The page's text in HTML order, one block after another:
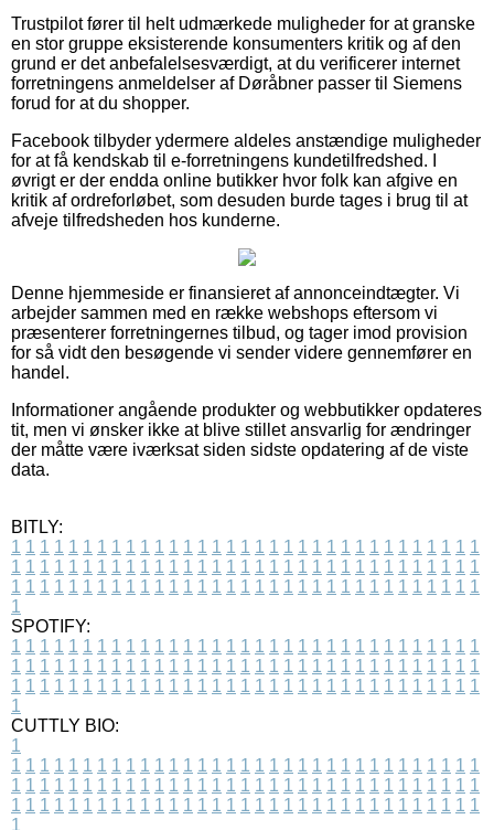
Trustpilot fører til helt udmærkede muligheder for at granske
en stor gruppe eksisterende konsumenters kritik og af den
grund er det anbefalelsesværdigt, at du verificerer internet
forretningens anmeldelser af Døråbner passer til Siemens
forud for at du shopper.
Facebook tilbyder ydermere aldeles anstændige muligheder
for at få kendskab til e-forretningens kundetilfredshed. I
øvrigt er der endda online butikker hvor folk kan afgive en
kritik af ordreforløbet, som desuden burde tages i brug til at
afveje tilfredsheden hos kunderne.
Denne hjemmeside er finansieret af annonceindtægter. Vi
arbejder sammen med en række webshops eftersom vi
præsenterer forretningernes tilbud, og tager imod provision
for så vidt den besøgende vi sender videre gennemfører en
handel.
Informationer angående produkter og webbutikker opdateres
tit, men vi ønsker ikke at blive stillet ansvarlig for ændringer
der måtte være iværksat siden sidste opdatering af de viste
data.
BITLY:
1 1 1 1 1 1 1 1 1 1 1 1 1 1 1 1 1 1 1 1 1 1 1 1 1 1 1 1 1 1 1 1 1
1 1 1 1 1 1 1 1 1 1 1 1 1 1 1 1 1 1 1 1 1 1 1 1 1 1 1 1 1 1 1 1 1
1 1 1 1 1 1 1 1 1 1 1 1 1 1 1 1 1 1 1 1 1 1 1 1 1 1 1 1 1 1 1 1 1
1
SPOTIFY:
1 1 1 1 1 1 1 1 1 1 1 1 1 1 1 1 1 1 1 1 1 1 1 1 1 1 1 1 1 1 1 1 1
1 1 1 1 1 1 1 1 1 1 1 1 1 1 1 1 1 1 1 1 1 1 1 1 1 1 1 1 1 1 1 1 1
1 1 1 1 1 1 1 1 1 1 1 1 1 1 1 1 1 1 1 1 1 1 1 1 1 1 1 1 1 1 1 1 1
1
CUTTLY BIO:
1
1 1 1 1 1 1 1 1 1 1 1 1 1 1 1 1 1 1 1 1 1 1 1 1 1 1 1 1 1 1 1 1 1
1 1 1 1 1 1 1 1 1 1 1 1 1 1 1 1 1 1 1 1 1 1 1 1 1 1 1 1 1 1 1 1 1
1 1 1 1 1 1 1 1 1 1 1 1 1 1 1 1 1 1 1 1 1 1 1 1 1 1 1 1 1 1 1 1 1
1